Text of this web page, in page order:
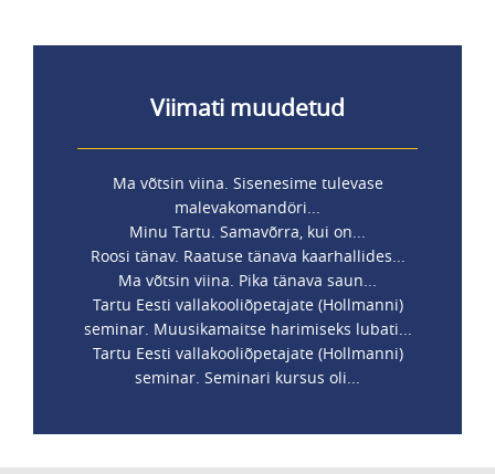
Viimati muudetud
Ma võtsin viina. Sisenesime tulevase
malevakomandöri...
Minu Tartu. Samavõrra, kui on...
Roosi tänav. Raatuse tänava kaarhallides...
Ma võtsin viina. Pika tänava saun...
Tartu Eesti vallakooliõpetajate (Hollmanni)
seminar. Muusikamaitse harimiseks lubati...
Tartu Eesti vallakooliõpetajate (Hollmanni)
seminar. Seminari kursus oli...